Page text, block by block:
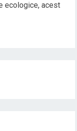
ecologice, acest